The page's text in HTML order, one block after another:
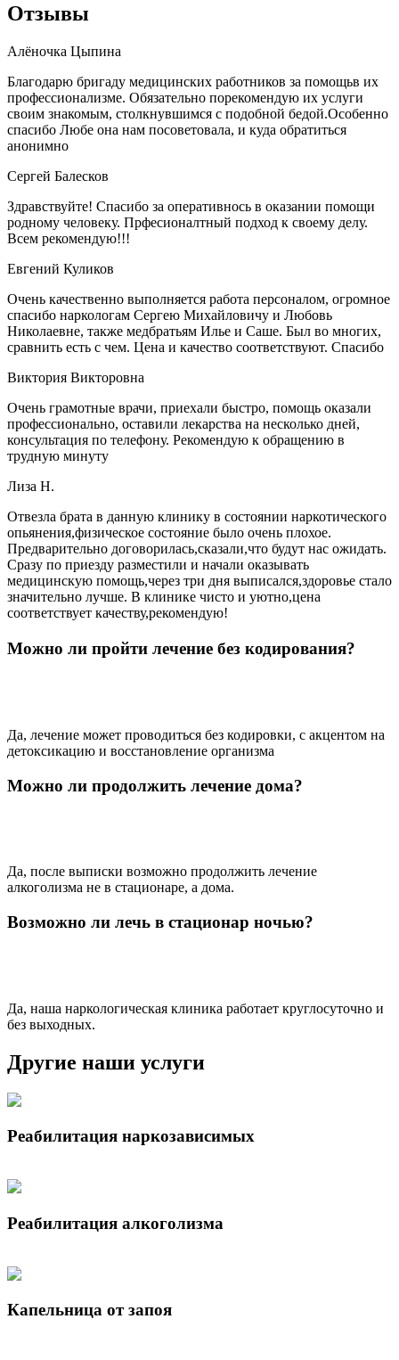
Отзывы
Алёночка Цыпина
Благодарю бригаду медицинских работников за помощьв их
профессионализме. Обязательно порекомендую их услуги
своим знакомым, столкнувшимся с подобной бедой.Особенно
спасибо Любе она нам посоветовала, и куда обратиться
анонимно
Сергей Балесков
Здравствуйте! Спасибо за оперативнось в оказании помощи
родному человеку. Прфесионалтный подход к своему делу.
Всем рекомендую!!!
Евгений Куликов
Очень качественно выполняется работа персоналом, огромное
спасибо наркологам Сергею Михайловичу и Любовь
Николаевне, также медбратьям Илье и Саше. Был во многих,
сравнить есть с чем. Цена и качество соответствуют. Спасибо
Виктория Викторовна
Очень грамотные врачи, приехали быстро, помощь оказали
профессионально, оставили лекарства на несколько дней,
консультация по телефону. Рекомендую к обращению в
трудную минуту
Лиза Н.
Отвезла брата в данную клинику в состоянии наркотического
опьянения,физическое состояние было очень плохое.
Предварительно договорилась,сказали,что будут нас ожидать.
Сразу по приезду разместили и начали оказывать
медицинскую помощь,через три дня выписался,здоровье стало
значительно лучше. В клинике чисто и уютно,цена
соответствует качеству,рекомендую!
Можно ли пройти лечение без кодирования?
Да, лечение может проводиться без кодировки, с акцентом на
детоксикацию и восстановление организма
Можно ли продолжить лечение дома?
Да, после выписки возможно продолжить лечение
алкоголизма не в стационаре, а дома.
Возможно ли лечь в стационар ночью?
Да, наша наркологическая клиника работает круглосуточно и
без выходных.
Другие наши услуги
Реабилитация наркозависимых
Реабилитация алкоголизма
Капельница от запоя